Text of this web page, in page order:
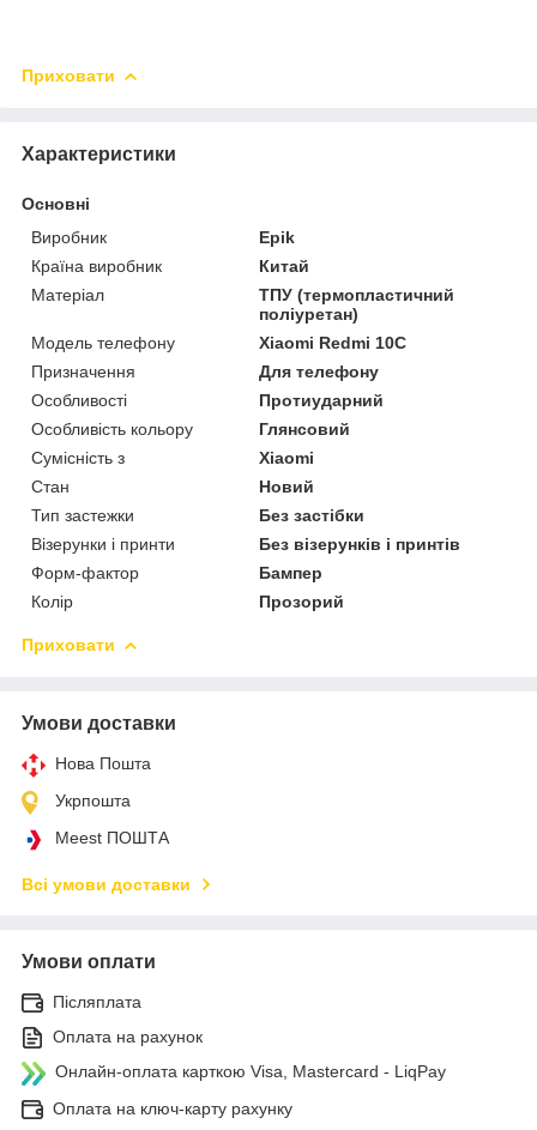
Приховати
Характеристики
Основні
Виробник
Epik
Країна виробник
Китай
Матеріал
ТПУ (термопластичний
поліуретан)
Модель телефону
Xiaomi Redmi 10C
Призначення
Для телефону
Особливості
Протиударний
Особливість кольору
Глянсовий
Сумісність з
Xiaomi
Стан
Новий
Тип застежки
Без застібки
Візерунки і принти
Без візерунків і принтів
Форм-фактор
Бампер
Колір
Прозорий
Приховати
Умови доставки
Нова Пошта
Укрпошта
Meest ПОШТА
Всі умови доставки
Умови оплати
Післяплата
Оплата на рахунок
Онлайн-оплата карткою Visa, Mastercard - LiqPay
Оплата на ключ-карту рахунку